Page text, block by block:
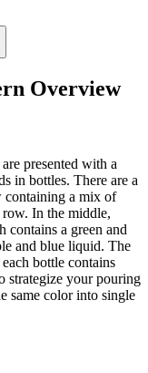
Overview
presented with a
in bottles. There are a
containing a mix of
In the middle,
contains a green and
and blue liquid. The
bottle contains
strategize your pouring
same color into single